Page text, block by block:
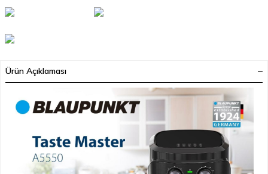
Ürün Açıklaması